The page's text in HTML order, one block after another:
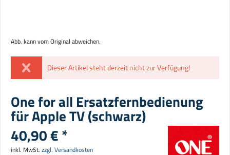
Abb. kann vom Original abweichen.
Dieser Artikel steht derzeit nicht zur Verfügung!
One for all Ersatzfernbedienung
für Apple TV (schwarz)
40,90 € *
inkl. MwSt. zzgl. Versandkosten